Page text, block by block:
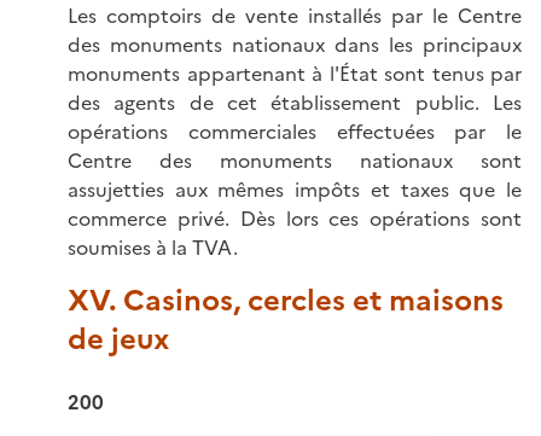
Les comptoirs de vente installés par le Centre
des monuments nationaux dans les principaux
monuments appartenant à l'État sont tenus par
des agents de cet établissement public. Les
opérations commerciales effectuées par le
Centre des monuments nationaux sont
assujetties aux mêmes impôts et taxes que le
commerce privé. Dès lors ces opérations sont
soumises à la TVA.
XV. Casinos, cercles et maisons
de jeux
200